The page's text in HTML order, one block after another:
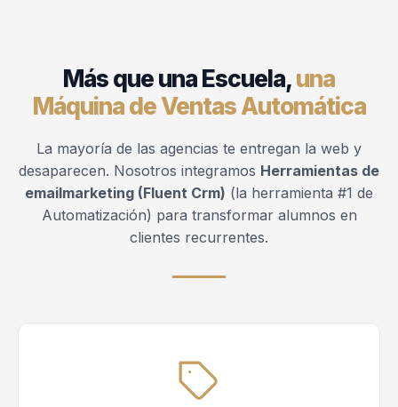
Más que una Escuela,una
Máquina de Ventas Automática
La mayoría de las agencias te entregan la web y
desaparecen. Nosotros integramos Herramientas de
emailmarketing (Fluent Crm) (la herramienta #1 de
Automatización) para transformar alumnos en
clientes recurrentes.